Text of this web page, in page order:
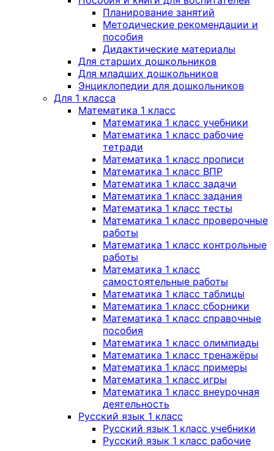
Планирование занятий
Методические рекомендации и
пособия
Дидактические материалы
Для старших дошкольников
Для младших дошкольников
Энциклопедии для дошкольников
Для 1 класса
Математика 1 класс
Математика 1 класс учебники
Математика 1 класс рабочие
тетради
Математика 1 класс прописи
Математика 1 класс ВПР
Математика 1 класс задачи
Математика 1 класс задания
Математика 1 класс тесты
Математика 1 класс проверочные
работы
Математика 1 класс контрольные
работы
Математика 1 класс
самостоятельные работы
Математика 1 класс таблицы
Математика 1 класс сборники
Математика 1 класс справочные
пособия
Математика 1 класс олимпиады
Математика 1 класс тренажёры
Математика 1 класс примеры
Математика 1 класс игры
Математика 1 класс внеурочная
деятельность
Русский язык 1 класс
Русский язык 1 класс учебники
Русский язык 1 класс рабочие